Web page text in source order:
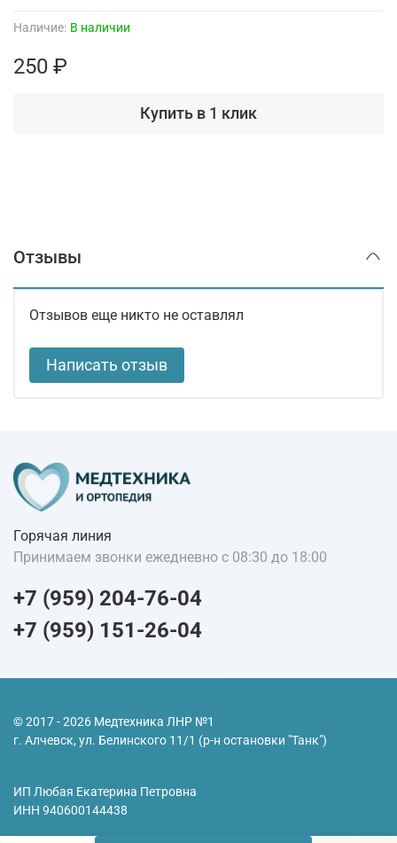
Наличие: В наличии
250 ₽
Купить в 1 клик
Отзывы
Отзывов еще никто не оставлял
Написать отзыв
Горячая линия
Принимаем звонки ежедневно с 08:30 до 18:00
+7 (959) 204-76-04
+7 (959) 151-26-04
© 2017 - 2026 Медтехника ЛНР №1
г. Алчевск, ул. Белинского 11/1 (р-н остановки "Танк")
ИП Любая Екатерина Петровна
ИНН 940600144438